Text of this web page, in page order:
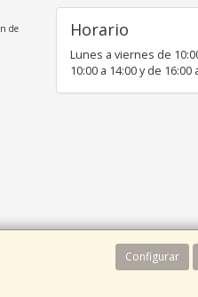
Configurar
de
Horario
Lunes a viernes de
10:00 a 14:00 y de 16:00